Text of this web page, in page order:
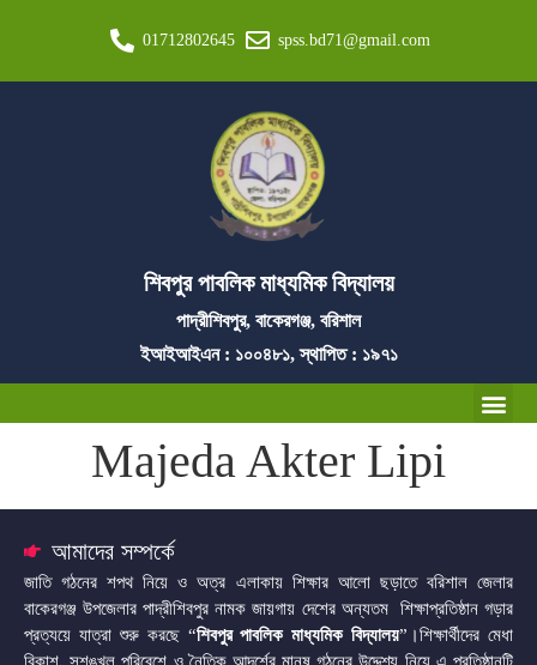
01712802645 spss.bd71@gmail.com
শিবপুর পাবলিক মাধ্যমিক বিদ্যালয়
পাদ্রীশিবপুর, বাকেরগঞ্জ, বরিশাল
ইআইআইএন : ১০০৪৮১, স্থাপিত : ১৯৭১
Majeda Akter Lipi
আমাদের সম্পর্কে
জাতি গঠনের শপথ নিয়ে ও অত্র এলাকায় শিক্ষার আলো ছড়াতে বরিশাল জেলার
বাকেরগঞ্জ উপজেলার পাদ্রীশিবপুর নামক জায়গায় দেশের অন্যতম শিক্ষাপ্রতিষ্ঠান গড়ার
প্রত্যয়ে যাত্রা শুরু করছে “শিবপুর পাবলিক মাধ্যমিক বিদ্যালয়”।শিক্ষার্থীদের মেধা